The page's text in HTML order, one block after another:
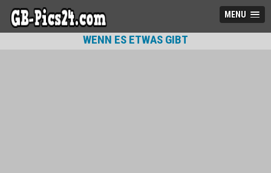
MENU
WENN ES ETWAS GIBT